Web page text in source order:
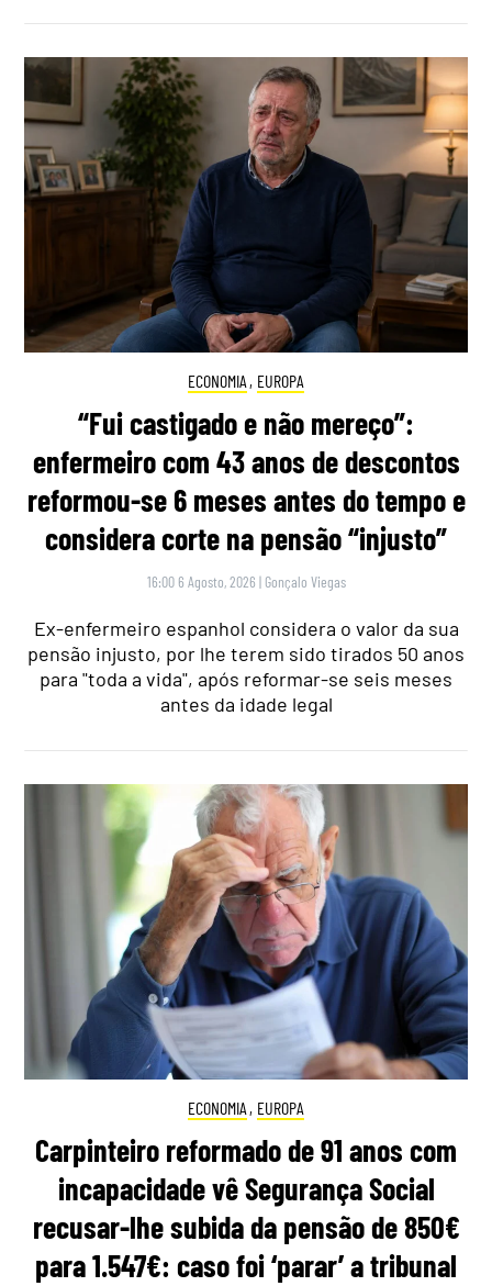
ECONOMIA , EUROPA
“Fui castigado e não mereço”:
enfermeiro com 43 anos de descontos
reformou-se 6 meses antes do tempo e
considera corte na pensão “injusto”
16:00 6 Agosto, 2026 | Gonçalo Viegas
Ex-enfermeiro espanhol considera o valor da sua
pensão injusto, por lhe terem sido tirados 50 anos
para "toda a vida", após reformar-se seis meses
antes da idade legal
ECONOMIA , EUROPA
Carpinteiro reformado de 91 anos com
incapacidade vê Segurança Social
recusar-lhe subida da pensão de 850€
para 1.547€: caso foi ‘parar’ a tribunal